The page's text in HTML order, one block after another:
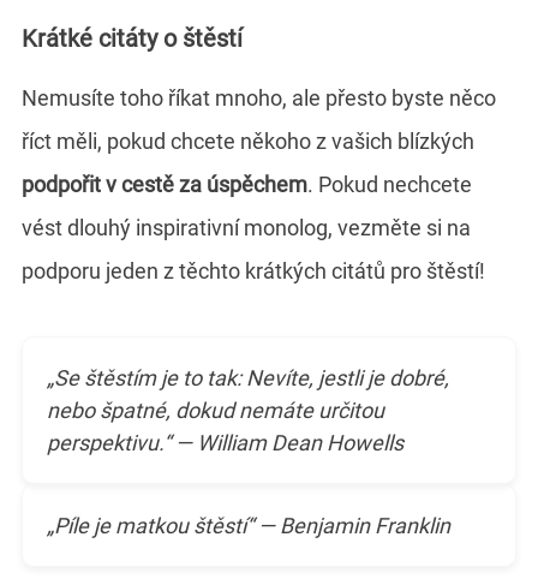
Krátké citáty o štěstí
Nemusíte toho říkat mnoho, ale přesto byste něco
říct měli, pokud chcete někoho z vašich blízkých
podpořit v cestě za úspěchem. Pokud nechcete
vést dlouhý inspirativní monolog, vezměte si na
podporu jeden z těchto krátkých citátů pro štěstí!
„Se štěstím je to tak: Nevíte, jestli je dobré,
nebo špatné, dokud nemáte určitou
perspektivu.“ — William Dean Howells
„Píle je matkou štěstí“ — Benjamin Franklin